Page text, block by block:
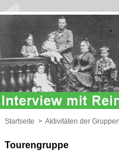
Startseite > Aktivitäten der
Tourengruppe